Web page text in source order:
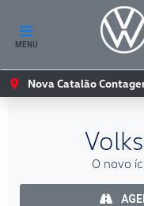
MENU
Nova Catalão
O novo